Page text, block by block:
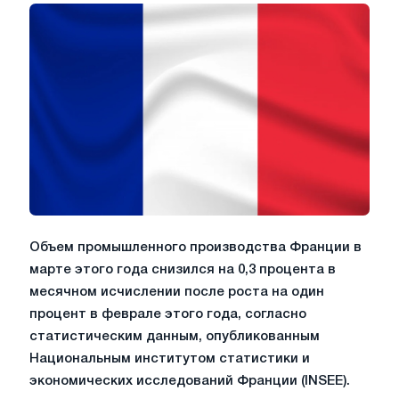
Объем промышленного производства Франции в
марте этого года снизился на 0,3 процента в
месячном исчислении после роста на один
процент в феврале этого года, согласно
статистическим данным, опубликованным
Национальным институтом статистики и
экономических исследований Франции (INSEE).